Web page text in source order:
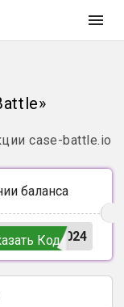
»
case-battle.io
баланса
024
Код